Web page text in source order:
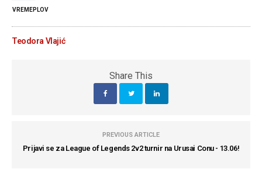
VREMEPLOV
Teodora Vlajić
Share This
PREVIOUS ARTICLE
Prijavi se za League of Legends 2v2 turnir na Urusai Conu - 13.06!